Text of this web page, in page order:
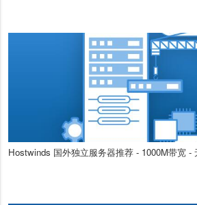
Hostwinds 国外独立服务器推荐 - 1000M带宽 -